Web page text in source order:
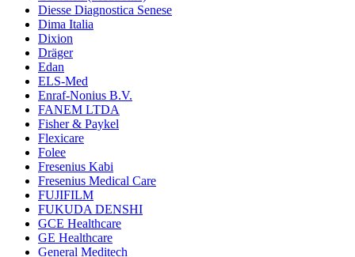
Diesse Diagnostica Senese
Dima Italia
Dixion
Dräger
Edan
ELS-Med
Enraf-Nonius B.V.
FANEM LTDA
Fisher & Paykel
Flexicare
Folee
Fresenius Kabi
Fresenius Medical Care
FUJIFILM
FUKUDA DENSHI
GCE Healthcare
GE Healthcare
General Meditech